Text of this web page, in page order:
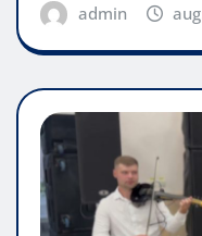
admin